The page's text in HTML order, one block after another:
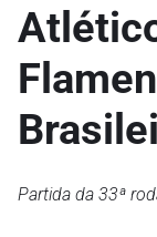
Partida da 33ª